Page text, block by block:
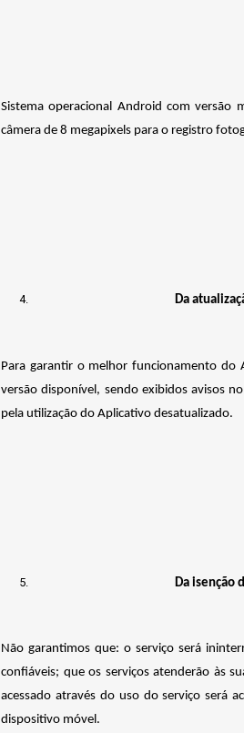
Sistema operacional Android com
câmera de 8 megapixels para o registro
Da
Para garantir o melhor funcionamento do
versão disponível, sendo exibidos avisos
pela utilização do Aplicativo desatualizado.
Da isenção
Não garantimos que: o serviço será
confiáveis; que os serviços atenderão às
acessado através do uso do serviço será
dispositivo móvel.